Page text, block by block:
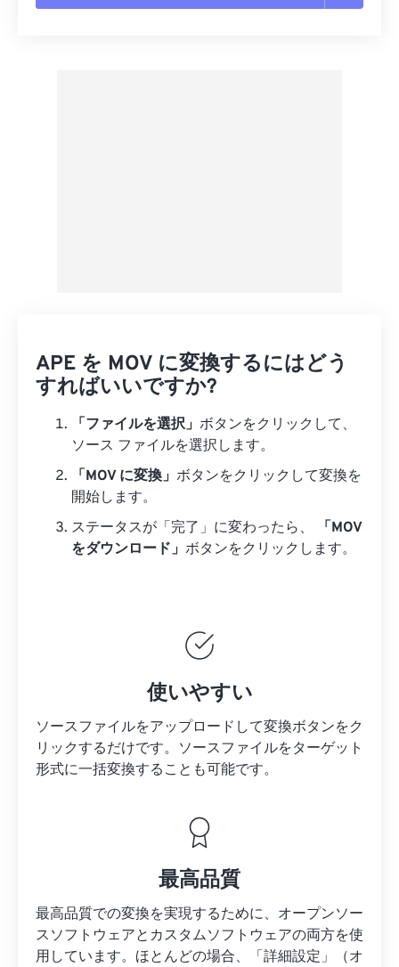
APE を MOV に変換するにはどう
すればいいですか?
「ファイルを選択」 ボタンをクリックして、
ソース ファイルを選択します。
「MOV に変換」 ボタンをクリックして変換を
開始します。
ステータスが「完了」に変わったら、
「MOV
をダウンロード」 ボタンをクリックします。
使いやすい
ソースファイルをアップロードして変換ボタンをク
リックするだけです。 ソースファイルをターゲット
形式に一括変換することも可能です。
最高品質
最高品質での変換を実現するために、オープンソー
スソフトウェアとカスタムソフトウェアの両方を使
用しています。ほとんどの場合、「詳細設定」（オ